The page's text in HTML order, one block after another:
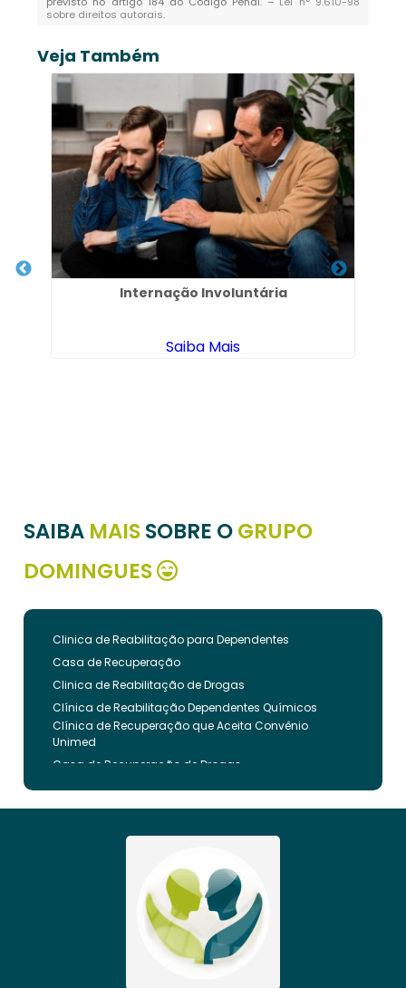
sobre direitos autorais.
Veja Também
Internação Involuntária
Saiba Mais
SAIBA MAISSOBRE OGRUPO
DOMINGUES
Clinica de Reabilitação para Dependentes
Casa de Recuperação
Clinica de Reabilitação de Drogas
Clínica de Reabilitação Dependentes Químicos
Clínica de Recuperação que Aceita Convênio
Unimed
Casa de Recuperação de Drogas
Clínica de Reabilitação de Dependentes Químicos
Clinica de Recuperação de Drogas Pelo Bradesco
Internação Involuntária que Aceita Convenio
Clinica de Reabilitação Involuntaria
Clinica de Reabilitação de Drogas Feminina
Casa de Recuperação para Drogados
Clinica de Reabilitação Alcoolismo
Clinica de Tratamento para Dependentes